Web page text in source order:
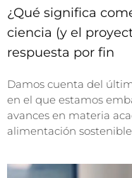
¿Qué significa
ciencia (y el
respuesta por fin
Damos cuenta del
en el que estamos
avances en materia
alimentación sostenible